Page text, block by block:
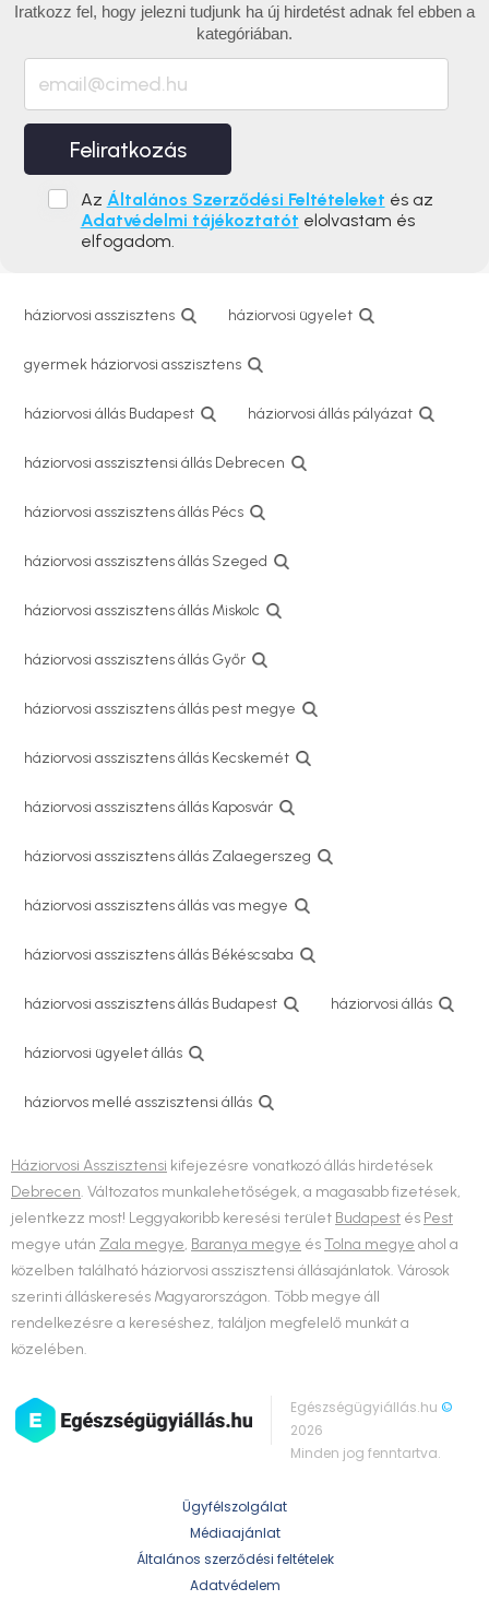
Iratkozz fel, hogy jelezni tudjunk ha új hirdetést adnak fel ebben a
kategóriában.
Feliratkozás
Az Általános Szerződési Feltételeket és az
Adatvédelmi tájékoztatót elolvastam és
elfogadom.
háziorvosi asszisztens háziorvosi ügyelet
gyermek háziorvosi asszisztens
háziorvosi állás Budapest háziorvosi állás pályázat
háziorvosi asszisztensi állás Debrecen
háziorvosi asszisztens állás Pécs
háziorvosi asszisztens állás Szeged
háziorvosi asszisztens állás Miskolc
háziorvosi asszisztens állás Győr
háziorvosi asszisztens állás pest megye
háziorvosi asszisztens állás Kecskemét
háziorvosi asszisztens állás Kaposvár
háziorvosi asszisztens állás Zalaegerszeg
háziorvosi asszisztens állás vas megye
háziorvosi asszisztens állás Békéscsaba
háziorvosi asszisztens állás Budapest háziorvosi állás
háziorvosi ügyelet állás
háziorvos mellé asszisztensi állás
Háziorvosi Asszisztensi kifejezésre vonatkozó állás hirdetések
Debrecen. Változatos munkalehetőségek, a magasabb fizetések,
jelentkezz most! Leggyakoribb keresési terület Budapest és Pest
megye után Zala megye, Baranya megye ésTolna megye ahol a
közelben található háziorvosi asszisztensi állásajánlatok. Városok
szerinti álláskeresés Magyarországon. Több megye áll
rendelkezésre a kereséshez, találjon megfelelő munkát a
közelében.
Egészségügyiállás.hu©
2026
Minden jog fenntartva.
Ügyfélszolgálat
Médiaajánlat
Általános szerződési feltételek
Adatvédelem